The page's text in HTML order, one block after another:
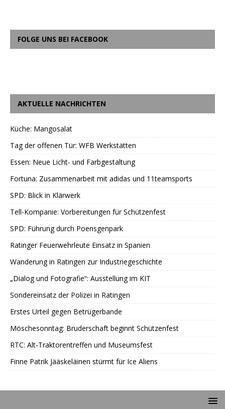
FOLGE UNS BEI FACEBOOK
AKTUELLE NACHRICHTEN
Küche: Mangosalat
Tag der offenen Tür: WFB Werkstätten
Essen: Neue Licht- und Farbgestaltung
Fortuna: Zusammenarbeit mit adidas und 11teamsports
SPD: Blick in Klärwerk
Tell-Kompanie: Vorbereitungen für Schützenfest
SPD: Führung durch Poensgenpark
Ratinger Feuerwehrleute Einsatz in Spanien
Wanderung in Ratingen zur Industriegeschichte
„Dialog und Fotografie“: Ausstellung im KIT
Sondereinsatz der Polizei in Ratingen
Erstes Urteil gegen Betrügerbande
Möschesonntag: Bruderschaft beginnt Schützenfest
RTC: Alt-Traktorentreffen und Museumsfest
Finne Patrik Jääskeläinen stürmt für Ice Aliens